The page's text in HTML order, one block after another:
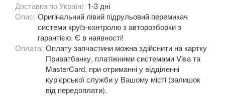
OPEL
PEUGEOT
Доставка по Україні: 1-3 дні
Опис: Оригінальний лівий підрульовий перемикач
системи круїз-контролю з авторозборки з
гарантією. Є в наявності!
Оплата: Оплату запчастини можна здійснити на картку
Приватбанку, платіжними системами Visa та
MasterCard, при отриманні у відділенні
кур'єрської служби у Вашому місті (залишок
від передоплати).